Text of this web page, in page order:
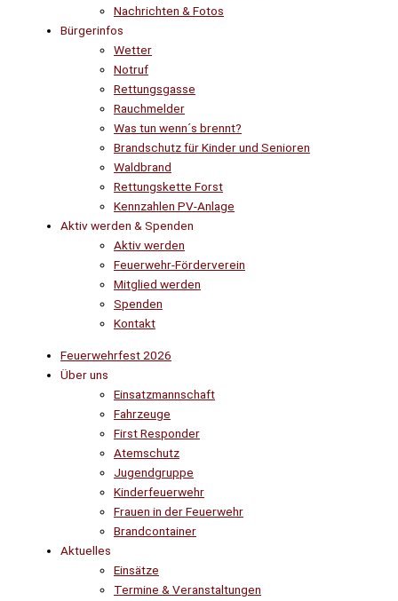
Nachrichten & Fotos
Bürgerinfos
Wetter
Notruf
Rettungsgasse
Rauchmelder
Was tun wenn´s brennt?
Brandschutz für Kinder und Senioren
Waldbrand
Rettungskette Forst
Kennzahlen PV-Anlage
Aktiv werden & Spenden
Aktiv werden
Feuerwehr-Förderverein
Mitglied werden
Spenden
Kontakt
Feuerwehrfest 2026
Über uns
Einsatzmannschaft
Fahrzeuge
First Responder
Atemschutz
Jugendgruppe
Kinderfeuerwehr
Frauen in der Feuerwehr
Brandcontainer
Aktuelles
Einsätze
Termine & Veranstaltungen